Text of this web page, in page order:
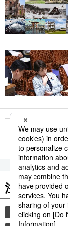
注目のキ
共同通信ニュース